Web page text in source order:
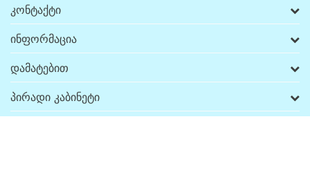
Კონტაქტი
Ინფორმაცია
Დამატებით
Პირადი Კაბინეტი